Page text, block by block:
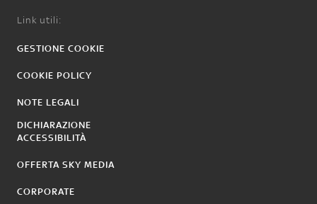
Link utili:
GESTIONE COOKIE
COOKIE POLICY
NOTE LEGALI
DICHIARAZIONE
ACCESSIBILITÀ
OFFERTA SKY MEDIA
CORPORATE